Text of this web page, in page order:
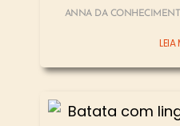
ANNA DA
LEIA